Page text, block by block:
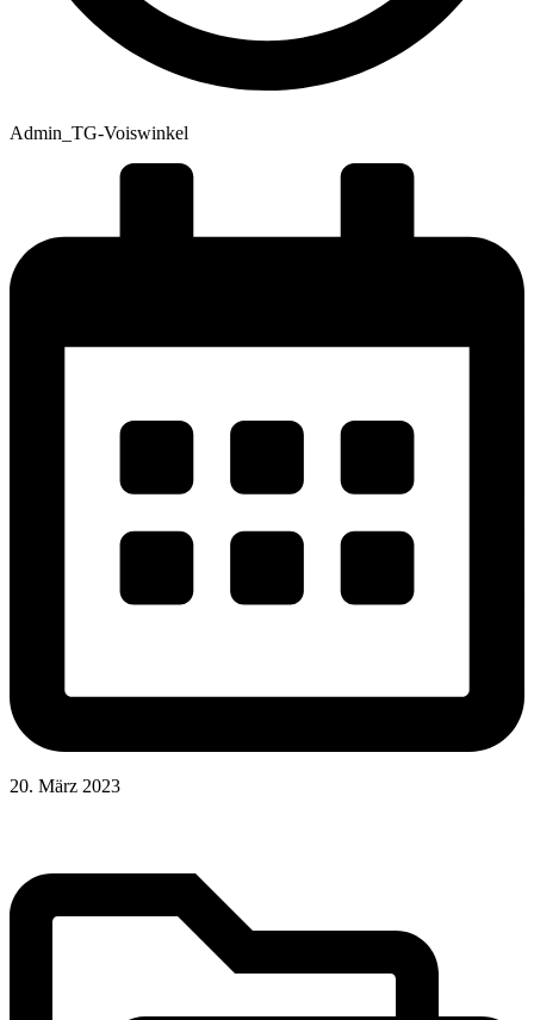
Admin_TG-Voiswinkel
20. März 2023